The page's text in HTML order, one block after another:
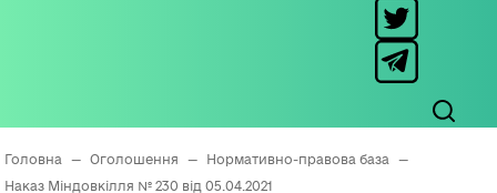
Головна — Оголошення — Нормативно-правова база
—
Наказ Міндовкілля № 230 від 05.04.2021